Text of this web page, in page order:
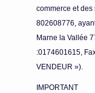
commerce et
802608776,
Marne la Vallée
:0174601615,
VENDEUR »).
IMPORTANT